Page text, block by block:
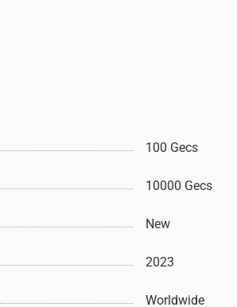
100 Gecs
10000 Gecs
New
2023
Worldwide